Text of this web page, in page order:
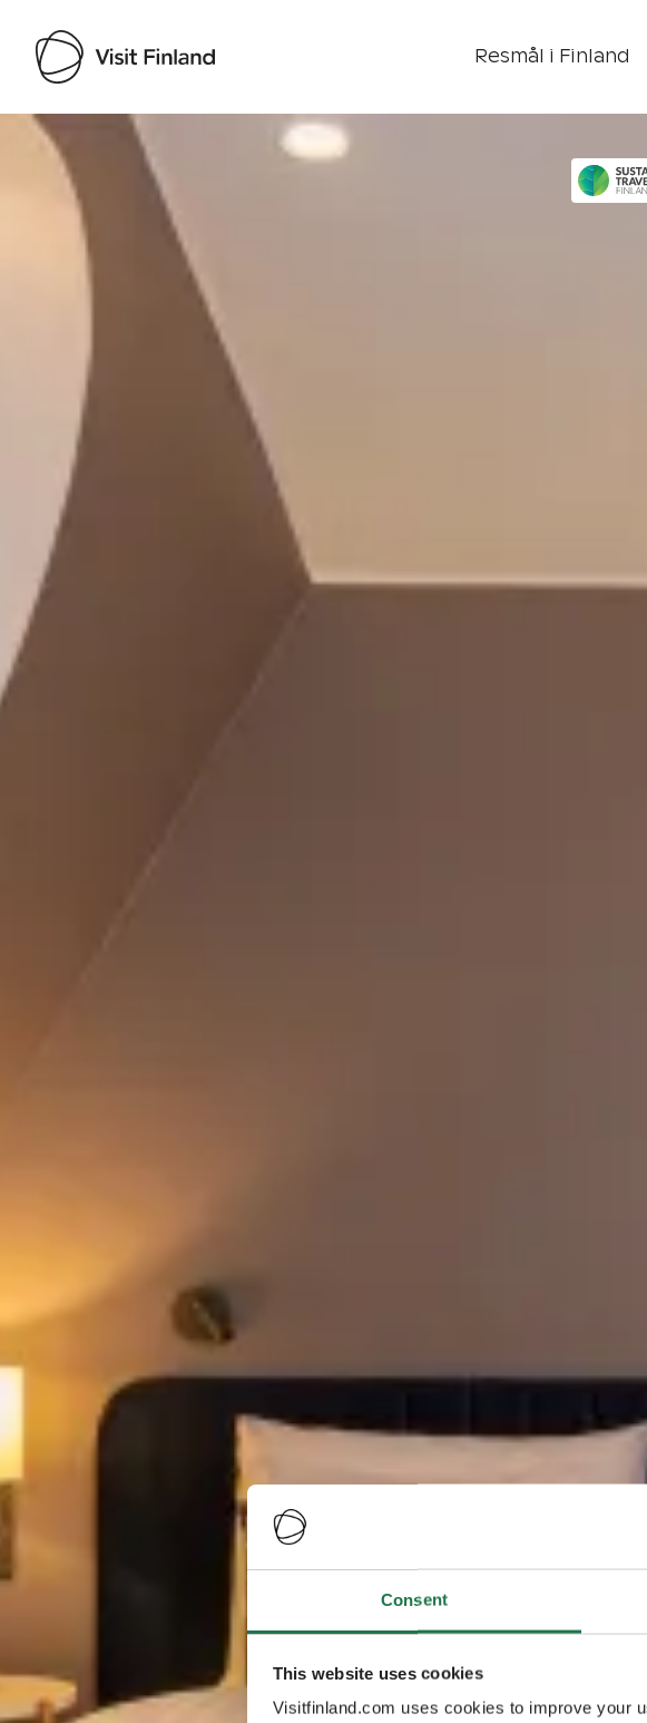
Consent
This website uses cookies
Visitfinland.com uses cookies to improve your
Resmål i Finland
Visit Finland